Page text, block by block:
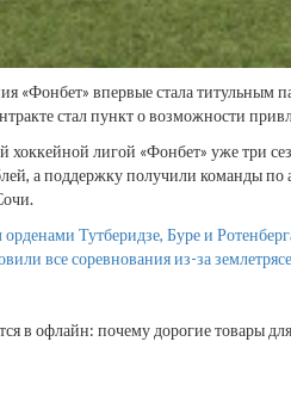
«Фонбет» впервые стала титульным
стал пункт о возможности
хоккейной лигой «Фонбет» уже три
а поддержку получили команды
Тутберидзе, Буре и
все соревнования из-за